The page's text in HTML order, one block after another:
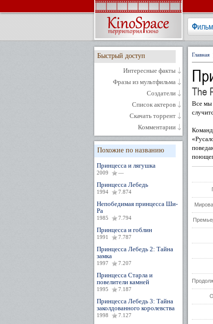
Быстрый доступ
Интересные факты
Фразы из мультфильма
Создатели
Список актеров
Скачать торрент
Комментарии
Похожие по названию
Принцесса и лягушка
2009 —
Принцесса Лебедь
1994 7.874
Непобедимая принцесса Ши-
Ра
1985 7.794
Принцесса и гоблин
1991 7.787
Принцесса Лебедь 2: Тайна
замка
1997 7.207
Принцесса Старла и
повелители камней
1995 7.187
Принцесса Лебедь 3: Тайна
заколдованного королевства
1998 7.127
Главная
The
Все мы